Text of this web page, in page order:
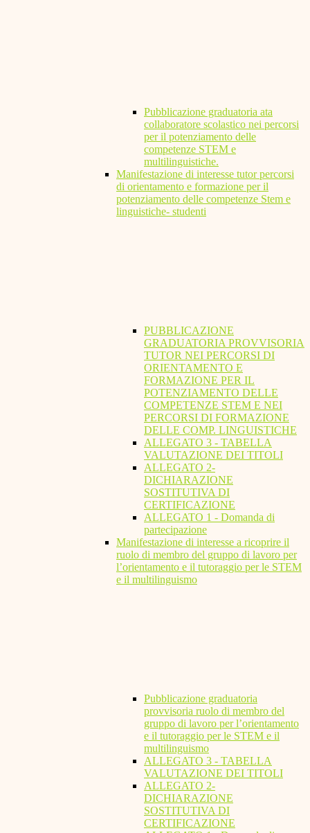
Pubblicazione graduatoria ata
collaboratore scolastico nei percorsi
per il potenziamento delle
competenze STEM e
multilinguistiche.
Manifestazione di interesse tutor percorsi
di orientamento e formazione per il
potenziamento delle competenze Stem e
linguistiche- studenti
PUBBLICAZIONE
GRADUATORIA PROVVISORIA
TUTOR NEI PERCORSI DI
ORIENTAMENTO E
FORMAZIONE PER IL
POTENZIAMENTO DELLE
COMPETENZE STEM E NEI
PERCORSI DI FORMAZIONE
DELLE COMP. LINGUISTICHE
ALLEGATO 3 - TABELLA
VALUTAZIONE DEI TITOLI
ALLEGATO 2-
DICHIARAZIONE
SOSTITUTIVA DI
CERTIFICAZIONE
ALLEGATO 1 - Domanda di
partecipazione
Manifestazione di interesse a ricoprire il
ruolo di membro del gruppo di lavoro per
l’orientamento e il tutoraggio per le STEM
e il multilinguismo
Pubblicazione graduatoria
provvisoria ruolo di membro del
gruppo di lavoro per l’orientamento
e il tutoraggio per le STEM e il
multilinguismo
ALLEGATO 3 - TABELLA
VALUTAZIONE DEI TITOLI
ALLEGATO 2-
DICHIARAZIONE
SOSTITUTIVA DI
CERTIFICAZIONE